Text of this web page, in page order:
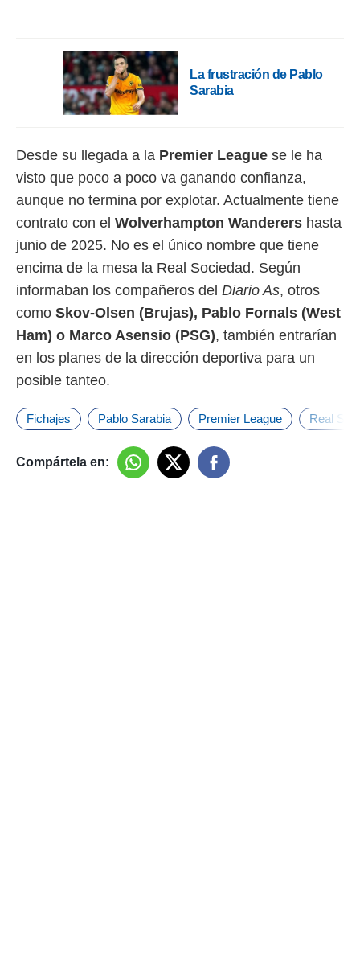
de
1199
La frustración de Pablo
Sarabia
Desde su llegada a la Premier League se le ha
visto que poco a poco va ganando confianza,
aunque no termina por explotar. Actualmente tiene
contrato con el Wolverhampton Wanderers hasta
junio de 2025. No es el único nombre que tiene
encima de la mesa la Real Sociedad. Según
informaban los compañeros del Diario As, otros
como Skov-Olsen (Brujas), Pablo Fornals (West
Ham) o Marco Asensio (PSG), también entrarían
en los planes de la dirección deportiva para un
posible tanteo.
Fichajes Pablo Sarabia Premier League Real
Compártela en: